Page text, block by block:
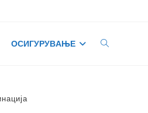
ОСИГУРУВАЊЕ TOGGLE